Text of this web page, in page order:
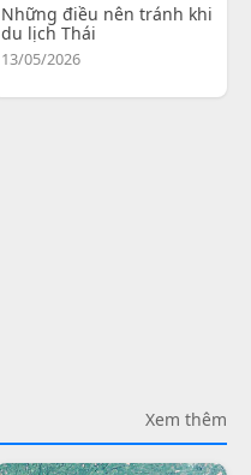
Những điều nên tránh khi
du lịch Thái
13/05/2026
Xem thêm